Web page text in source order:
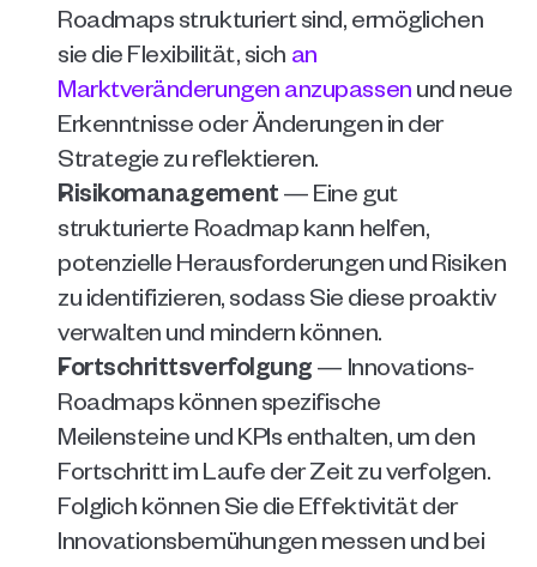
Roadmaps strukturiert sind, ermöglichen
sie die Flexibilität, sich an
Marktveränderungen anzupassen und neue
Erkenntnisse oder Änderungen in der
Strategie zu reflektieren.
Risikomanagement — Eine gut
strukturierte Roadmap kann helfen,
potenzielle Herausforderungen und Risiken
zu identifizieren, sodass Sie diese proaktiv
verwalten und mindern können.
Fortschrittsverfolgung — Innovations-
Roadmaps können spezifische
Meilensteine und KPIs enthalten, um den
Fortschritt im Laufe der Zeit zu verfolgen.
Folglich können Sie die Effektivität der
Innovationsbemühungen messen und bei